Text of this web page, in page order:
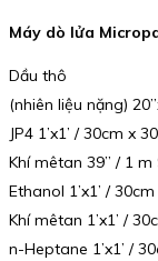
Máy dò lửa
Dầu thô
(nhiên liệu nặng)
JP4 1’x1’ / 30cm x
Khí mêtan 39” / 1
Ethanol 1’x1’ /
Khí mêtan 1’x1’ /
n-Heptane 1’x1’ /